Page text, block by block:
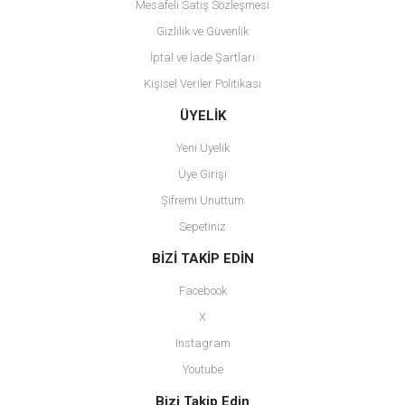
Gönder
Mesafeli Satış Sözleşmesi
Gizlilik ve Güvenlik
İptal ve İade Şartları
Kişisel Veriler Politikası
ÜYELİK
Yeni Üyelik
Üye Girişi
Şifremi Unuttum
Sepetiniz
BİZİ TAKİP EDİN
Facebook
X
Instagram
Youtube
Bizi Takip Edin